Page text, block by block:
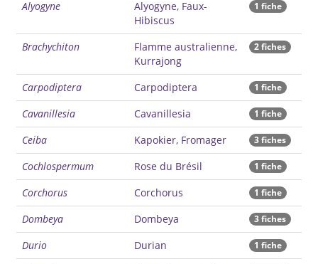
Alyogyne
Alyogyne, Faux-
Hibiscus
1 fiche
Brachychiton
Flamme australienne,
Kurrajong
2 fiches
Carpodiptera Carpodiptera 1 fiche
Cavanillesia Cavanillesia 1 fiche
Ceiba Kapokier, Fromager 3 fiches
Cochlospermum Rose du Brésil 1 fiche
Corchorus Corchorus 1 fiche
Dombeya Dombeya 3 fiches
Durio Durian 1 fiche